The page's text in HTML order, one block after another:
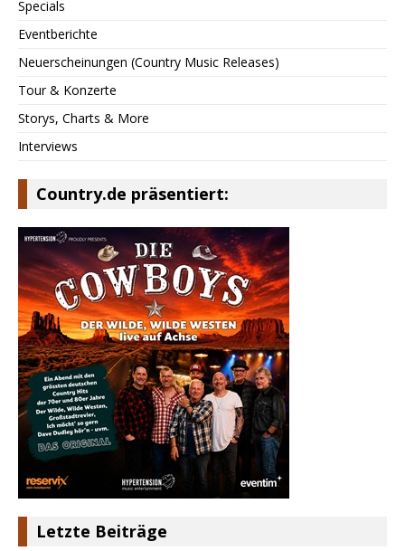
Specials
Eventberichte
Neuerscheinungen (Country Music Releases)
Tour & Konzerte
Storys, Charts & More
Interviews
Country.de präsentiert:
Letzte Beiträge